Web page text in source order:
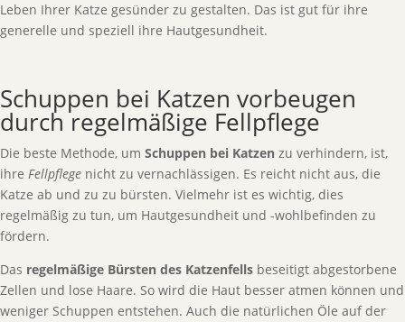
Leben Ihrer Katze gesünder zu gestalten. Das ist gut für ihre
generelle und speziell ihre Hautgesundheit.
Schuppen bei Katzen vorbeugen
durch regelmäßige Fellpflege
Die beste Methode, um Schuppen bei Katzen zu verhindern, ist,
ihre Fellpflege nicht zu vernachlässigen. Es reicht nicht aus, die
Katze ab und zu zu bürsten. Vielmehr ist es wichtig, dies
regelmäßig zu tun, um Hautgesundheit und -wohlbefinden zu
fördern.
Das regelmäßige Bürsten des Katzenfells beseitigt abgestorbene
Zellen und lose Haare. So wird die Haut besser atmen können und
weniger Schuppen entstehen. Auch die natürlichen Öle auf der